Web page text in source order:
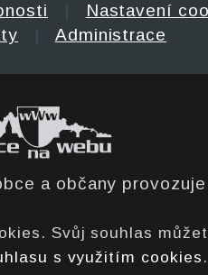
Nastavení
Administrace
a občany
Svůj souhlas
s využitím cookies .